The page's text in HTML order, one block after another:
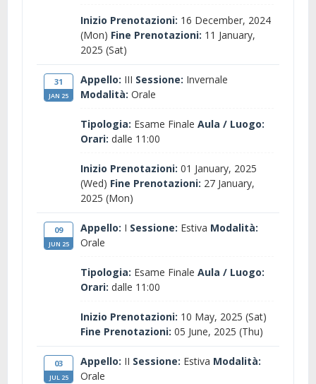
Inizio Prenotazioni: 16 December, 2024
(Mon) Fine Prenotazioni: 11 January,
2025 (Sat)
31
JAN 25
Appello: III Sessione: Invernale
Modalità: Orale
Tipologia: Esame Finale Aula / Luogo:
Orari: dalle 11:00
Inizio Prenotazioni: 01 January, 2025
(Wed) Fine Prenotazioni: 27 January,
2025 (Mon)
09
JUN 25
Appello: I Sessione: Estiva Modalità:
Orale
Tipologia: Esame Finale Aula / Luogo:
Orari: dalle 11:00
Inizio Prenotazioni: 10 May, 2025 (Sat)
Fine Prenotazioni: 05 June, 2025 (Thu)
03
JUL 25
Appello: II Sessione: Estiva Modalità:
Orale